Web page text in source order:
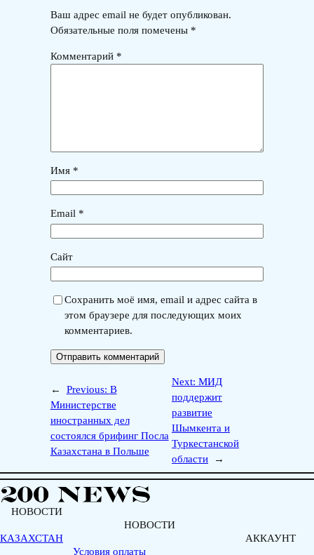
Ваш адрес email не будет опубликован.
Обязательные поля помечены *
Комментарий *
Имя *
Email *
Сайт
Сохранить моё имя, email и адрес сайта в
этом браузере для последующих моих
комментариев.
← Previous: В
Министерстве
иностранных дел
состоялся брифинг Посла
Казахстана в Польше
Next: МИД
поддержит
развитие
Шымкента и
Туркестанской
области
→
НОВОСТИ
КАЗАХСТАН
НОВОСТИ
Условия оплаты
АККАУНТ